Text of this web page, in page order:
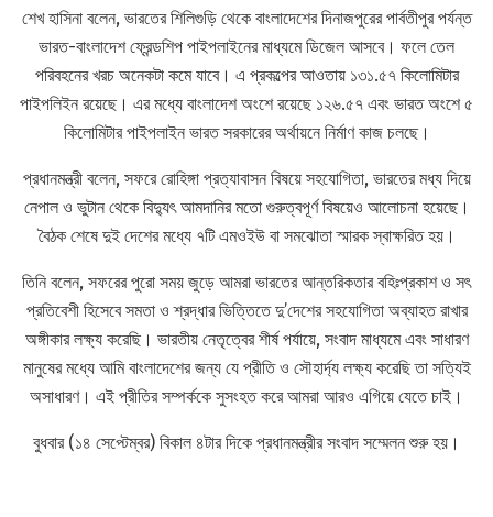
শেখ হাসিনা বলেন, ভারতের শিলিগুড়ি থেকে বাংলাদেশের দিনাজপুরের পার্বতীপুর পর্যন্ত
ভারত-বাংলাদেশ ফ্রেন্ডশিপ পাইপলাইনের মাধ্যমে ডিজেল আসবে। ফলে তেল
পরিবহনের খরচ অনেকটা কমে যাবে। এ প্রকল্পের আওতায় ১৩১.৫৭ কিলোমিটার
পাইপলিইন রয়েছে। এর মধ্যে বাংলাদেশ অংশে রয়েছে ১২৬.৫৭ এবং ভারত অংশে ৫
কিলোমিটার পাইপলাইন ভারত সরকারের অর্থায়নে নির্মাণ কাজ চলছে।
প্রধানমন্ত্রী বলেন, সফরে রোহিঙ্গা প্রত্যাবাসন বিষয়ে সহযোগিতা, ভারতের মধ্য দিয়ে
নেপাল ও ভুটান থেকে বিদ্যুৎ আমদানির মতো গুরুত্বপূর্ণ বিষয়েও আলোচনা হয়েছে।
বৈঠক শেষে দুই দেশের মধ্যে ৭টি এমওইউ বা সমঝোতা স্মারক স্বাক্ষরিত হয়।
তিনি বলেন, সফরের পুরো সময় জুড়ে আমরা ভারতের আন্তরিকতার বহিঃপ্রকাশ ও সৎ
প্রতিবেশী হিসেবে সমতা ও শ্রদ্ধার ভিত্তিতে দু’দেশের সহযোগিতা অব্যাহত রাখার
অঙ্গীকার লক্ষ্য করেছি। ভারতীয় নেতৃত্বের শীর্ষ পর্যায়ে, সংবাদ মাধ্যমে এবং সাধারণ
মানুষের মধ্যে আমি বাংলাদেশের জন্য যে প্রীতি ও সৌহার্দ্য লক্ষ্য করেছি তা সত্যিই
অসাধারণ। এই প্রীতির সম্পর্ককে সুসংহত করে আমরা আরও এগিয়ে যেতে চাই।
বুধবার (১৪ সেপ্টেম্বর) বিকাল ৪টার দিকে প্রধানমন্ত্রীর সংবাদ সম্মেলন শুরু হয়।